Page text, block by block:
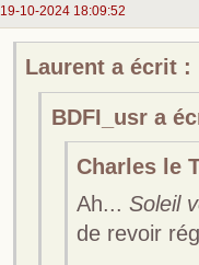
19-10-2024 18:09:52
Laurent a écrit :
BDFI_usr a
Charles le
Ah...Soleil
de revoir